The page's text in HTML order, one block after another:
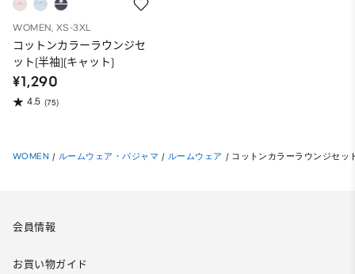
WOMEN, XS-3XL
コットンカラーラウンジセ
ット(半袖)(キャット)
¥1,290
4.5 (75)
WOMEN / ルームウェア・パジャマ / ルームウェア / コットンカラーラウンジセッ
会員情報
お買い物ガイド